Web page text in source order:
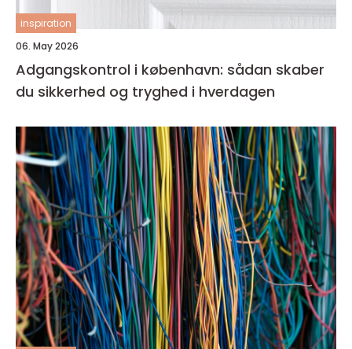
inspiration
06. May 2026
Adgangskontrol i københavn: sådan skaber
du sikkerhed og tryghed i hverdagen